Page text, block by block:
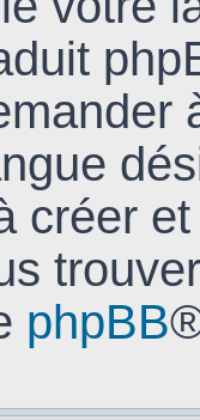
créer
phpBB